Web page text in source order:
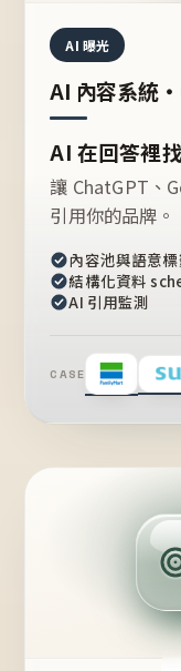
AI 曝光
AI 內容系統
AI 在回答裡
讓 ChatGPT、
引用你的品牌。
內容池與語意
結構化資料
AI 引用監測
CASE